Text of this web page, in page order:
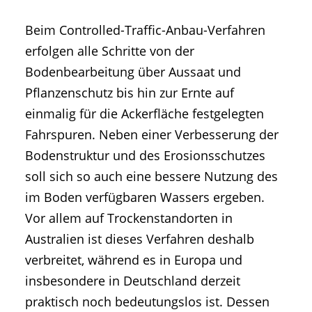
Beim Controlled-Traffic-Anbau-Verfahren
erfolgen alle Schritte von der
Bodenbearbeitung über Aussaat und
Pflanzenschutz bis hin zur Ernte auf
einmalig für die Ackerfläche festgelegten
Fahrspuren. Neben einer Verbesserung der
Bodenstruktur und des Erosionsschutzes
soll sich so auch eine bessere Nutzung des
im Boden verfügbaren Wassers ergeben.
Vor allem auf Trockenstandorten in
Australien ist dieses Verfahren deshalb
verbreitet, während es in Europa und
insbesondere in Deutschland derzeit
praktisch noch bedeutungslos ist. Dessen